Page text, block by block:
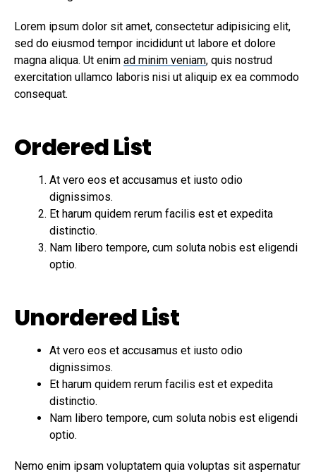
Lorem ipsum dolor sit amet, consectetur adipisicing elit,
sed do eiusmod tempor incididunt ut labore et dolore
magna aliqua. Ut enim ad minim veniam, quis nostrud
exercitation ullamco laboris nisi ut aliquip ex ea commodo
consequat.
Ordered List
At vero eos et accusamus et iusto odio
dignissimos.
Et harum quidem rerum facilis est et expedita
distinctio.
Nam libero tempore, cum soluta nobis est eligendi
optio.
Unordered List
At vero eos et accusamus et iusto odio
dignissimos.
Et harum quidem rerum facilis est et expedita
distinctio.
Nam libero tempore, cum soluta nobis est eligendi
optio.
Nemo enim ipsam voluptatem quia voluptas sit aspernatur